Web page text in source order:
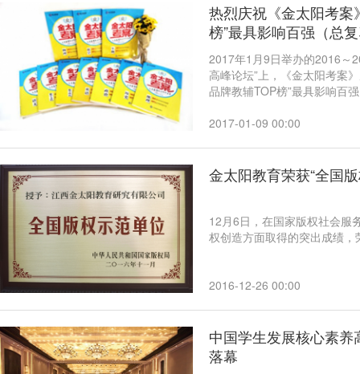
热烈庆祝《金太阳考案
榜”最具影响百强（总
2017年1月9日举办的2016～
高峰论坛”上，《金太阳考案
品牌教辅TOP榜”最具影响百
一产品获此殊荣，这充分表
2017-01-09 00:00
金太阳教育荣获“全国
12月6日，在国家版权社会服
权创造方面取得的突出成绩，
2016-12-26 00:00
中国学生发展核心素
落幕